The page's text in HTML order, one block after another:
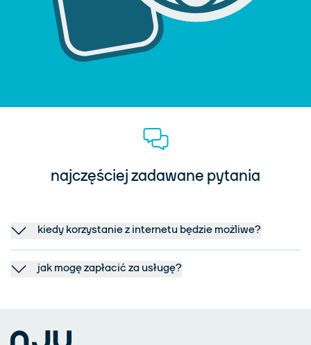
najczęściej zadawane pytania
kiedy korzystanie z internetu będzie możliwe?
jak mogę zapłacić za usługę?